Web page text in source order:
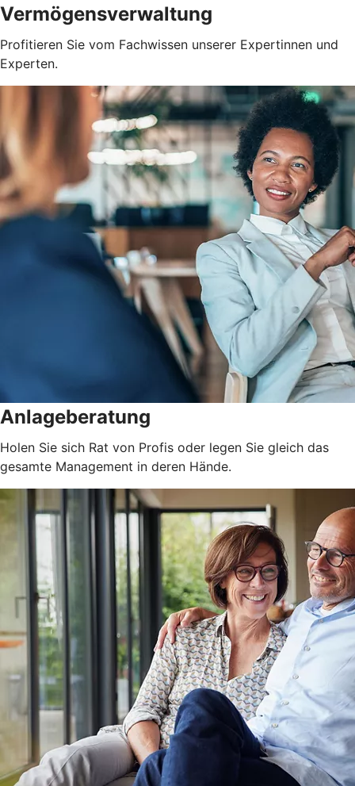
Vermögensverwaltung
Profitieren Sie vom Fachwissen unserer Expertinnen und
Experten.
Anlageberatung
Holen Sie sich Rat von Profis oder legen Sie gleich das
gesamte Management in deren Hände.